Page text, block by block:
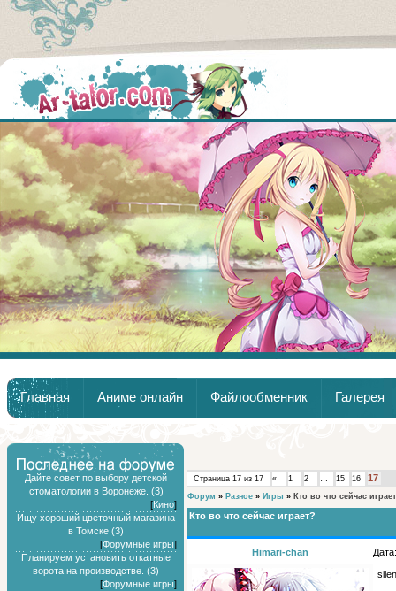
Главная
Аниме
Главная Аниме онлайн Файлообменник Галерея
Дайте совет по выбору детской
стоматологии в Воронеже. (3)
[Кино]
Ищу хороший цветочный магазина
в Томске (3)
[Форумные игры]
Планируем установить откатные
ворота на производстве. (3)
[Форумные игры]
Страница 17 из 17 « 1 2 … 15 16 17
Форум » Разное » Игры » Кто во что сейчас
Кто во что сейчас играет?
Himari-chan